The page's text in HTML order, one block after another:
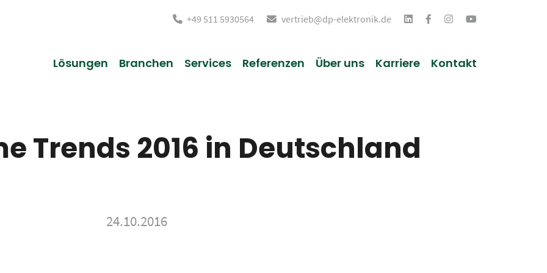
+49 511 5930564 vertrieb@dp-elektronik.de
Lösungen Branchen Services Referenzen Über uns Karriere Kontakt
Trends 2016 in Deutschland
24.10.2016